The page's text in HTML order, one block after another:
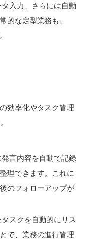
入力、さらには自動
的な定型業務も、
効率化やタスク管理
言内容を自動で記録
理できます。これに
のフォローアップが
スクを自動的にリス
で、業務の進行管理